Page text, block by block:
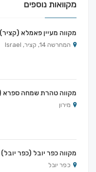
מקוואות נוספים
מקווה מעיין פאמלא (קציר)
המחרשה 14, קציר, Israel
מקווה טהרת שמחה ספרא
מירון
מקווה כפר יובל (כפר יובל)
כפר יובל